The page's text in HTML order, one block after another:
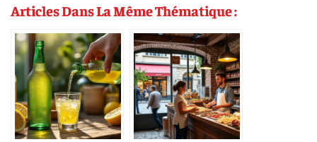
Articles Dans La Même Thématique :